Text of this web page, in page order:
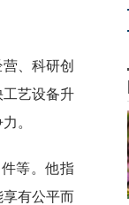
、科研创
艺设备升
。
等。他指
有公平而